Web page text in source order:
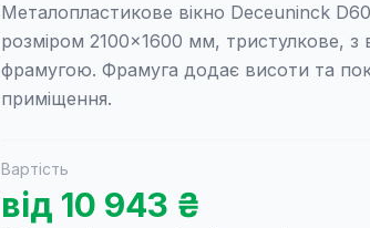
Металопластикове вікно Deceuninck
розміром 2100×1600 мм, тристулкове,
фрамугою. Фрамуга додає висоти та
приміщення.
Вартість
від 10 943 ₴